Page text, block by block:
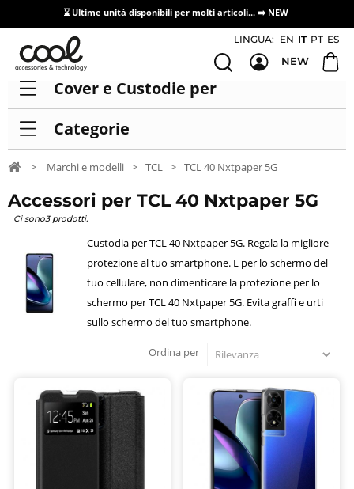
⌛ Ultime unità disponibili per molti articoli... ➡️ NEW
Accesso/registrazione distributori
LINGUA: EN IT PT ES
NEW
Cover e Custodie per
Categorie
> Marchi e modelli > TCL > TCL 40 Nxtpaper 5G
Accessori per TCL 40 Nxtpaper 5G
Ci sono3 prodotti.
Custodia per TCL 40 Nxtpaper 5G. Regala la migliore
protezione al tuo smartphone. E per lo schermo del
tuo cellulare, non dimenticare la protezione per lo
schermo per TCL 40 Nxtpaper 5G. Evita graffi e urti
sullo schermo del tuo smartphone.
Ordina per